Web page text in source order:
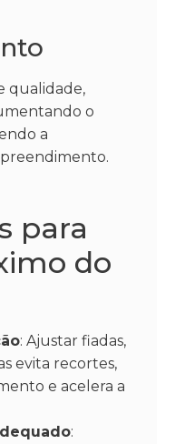
qualidade,
o
a
para
do
: Ajustar fiadas,
evita recortes,
e acelera a
: